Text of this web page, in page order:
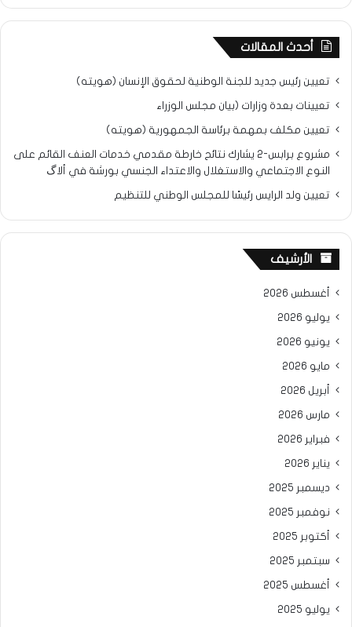
أحدث المقالات
تعيين رئيس جديد للجنة الوطنية لحقوق الإنسان (هويته)
تعيينات بعدة وزارات (بيان مجلس الوزراء
تعيين مكلف بمهمة برئاسة الجمهورية (هويته)
مشروع برابس-2 يشارك نتائح خارطة مقدمي خدمات العنف القائم على
النوع الاجتماعي والاستغلال والاعتداء الجنسي بورشة في ألاگ
تعيين ولد الرايس رئيسًا للمجلس الوطني للتنظيم
الأرشيف
أغسطس 2026
يوليو 2026
يونيو 2026
مايو 2026
أبريل 2026
مارس 2026
فبراير 2026
يناير 2026
ديسمبر 2025
نوفمبر 2025
أكتوبر 2025
سبتمبر 2025
أغسطس 2025
يوليو 2025